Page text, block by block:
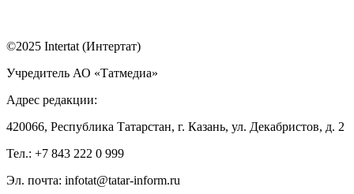
©2025 Intertat (Интертат)
Учредитель АО «Татмедиа»
Адрес редакции:
420066, Республика Татарстан, г. Казань, ул. Декабристов, д. 2
Тел.: +7 843 222 0 999
Эл. почта: infotat@tatar-inform.ru